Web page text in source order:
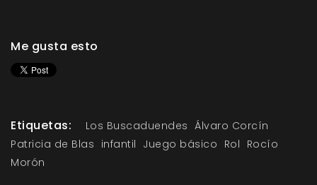
Me gusta esto
Etiquetas: Los Buscaduendes Álvaro Corcín
Patricia de Blas infantil Juego básico Rol Rocío
Morón